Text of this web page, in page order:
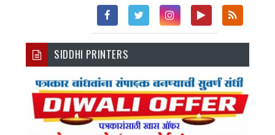
Fac
Ebo
Ok
Twi
Inst
Am
You
E
SIDDHI PRINTERS